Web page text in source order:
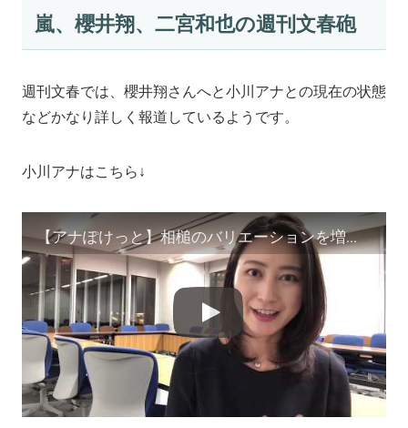
嵐、櫻井翔、二宮和也の週刊文春砲
週刊文春では、櫻井翔さんへと小川アナとの現在の状態
などかなり詳しく報道しているようです。
小川アナはこちら↓
【アナぽけっと】相槌のバリエーションを増やす。小川彩佳